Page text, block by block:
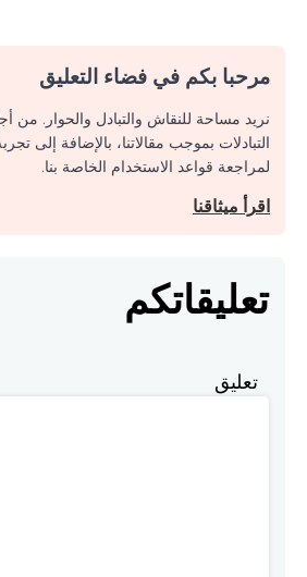
مرحبا بكم في فضاء التعليق
نريد مساحة للنقاش والتبادل والحوار. من
التبادلات بموجب مقالاتنا، بالإضافة إلى
لمراجعة قواعد الاستخدام الخاصة بنا.
اقرأ ميثاقنا
تعليقاتكم
تعليق